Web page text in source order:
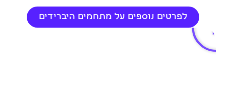
לפרטים נוספים על מתחמים היברידים